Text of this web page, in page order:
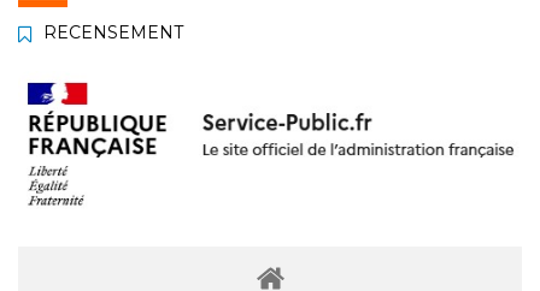
RECENSEMENT